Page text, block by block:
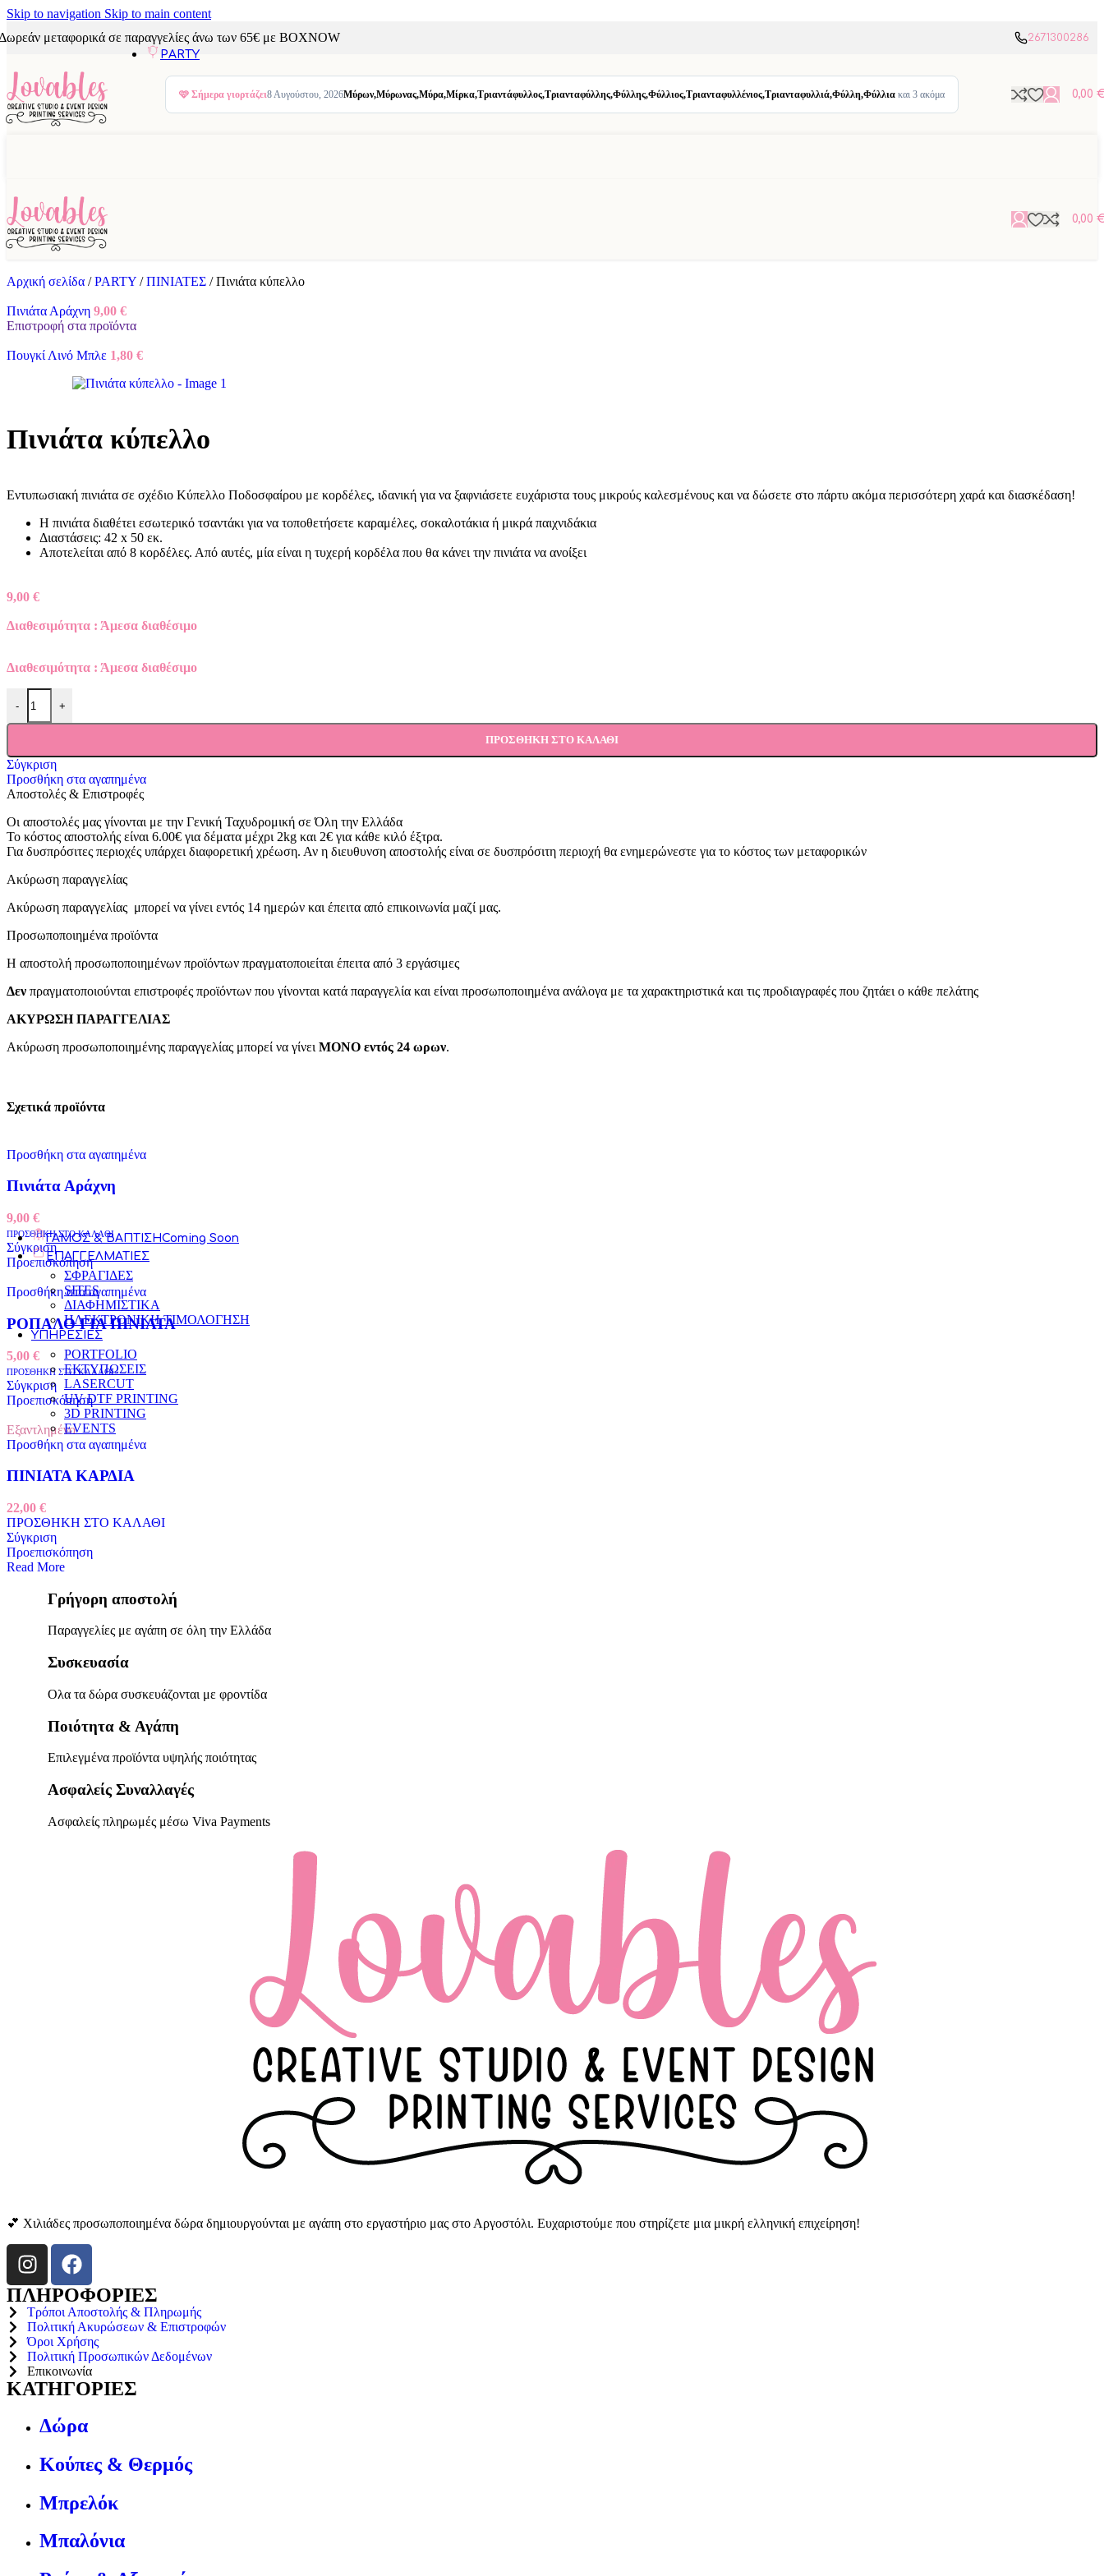
Skip to navigation Skip to main content
μεταφορικά σε παραγγελίες άνω των 65€ με BOXNOW
2671300286
🩷 Σήμερα γιορτάζει8 Αυγούστου, 2026Μύρων,Μύρωνας,Μύρα,Μίρκα,Τριαντάφυλλος,Τριανταφύλλης,Φύλλης,Φύλλιος,Τριανταφυλλένιος,Τριανταφυλλιά,Φύλλη,Φύλλια και 3 ακόμα 0,00
ΜΠΑΛΟΝΙΑ
Φυάλες ήλιον
ΠΙΝΙΑΤΕΣ
Κεράκια & Πυρσοί
Σετ Party
Αγόρι
Κορίτσι
ΣΧΗΜΑΤΑ
VALENTINE
ΓΑΜΟΣ & ΒΑΠΤΙΣΗComing Soon
ΕΠΑΓΓΕΛΜΑΤΙΕΣ
ΣΦΡΑΓΙΔΕΣ
SITES
ΔΙΑΦΗΜΙΣΤΙΚΑ
ΗΛΕΚΤΡΟΝΙΚΗ ΤΙΜΟΛΟΓΗΣΗ
ΥΠΗΡΕΣΙΕΣ
PORTFOLIO
ΕΚΤΥΠΩΣΕΙΣ
LASERCUT
UV DTF PRINTING
3D PRINTING
EVENTS
ΓΕΝΕΘΛΙΑ
ΑΠΟΦΟΙΤΗΣΗ
PARTY
Αγόρι
BACHELOR
ΓΕΝΕΘΛΙΑ
ΑΠΟΦΟΙΤΗΣΗ
ΖΩΑΚΙΑ
XMAS
0,00
Αρχική σελίδα / PARTY / ΠΙΝΙΑΤΕΣ / Πινιάτα κύπελλο
Πινιάτα Αράχνη 9,00 €
Επιστροφή στα προϊόντα
Πουγκί Λινό Μπλε 1,80 €
Πινιάτα κύπελλο
Εντυπωσιακή πινιάτα σε σχέδιο Κύπελλο Ποδοσφαίρου με κορδέλες, ιδανική για να ξαφνιάσετε ευχάριστα τους μικρούς καλεσμένους και να δώσετε στο πάρτυ ακόμα περισσότερη χαρά και διασκέδαση!
Η πινιάτα διαθέτει εσωτερικό τσαντάκι για να τοποθετήσετε καραμέλες, σοκαλοτάκια ή μικρά παιχνιδάκια
Διαστάσεις: 42 x 50 εκ.
Αποτελείται από 8 κορδέλες. Από αυτές, μία είναι η τυχερή κορδέλα που θα κάνει την πινιάτα να ανοίξει
9,00 €
Διαθεσιμότητα : Άμεσα διαθέσιμο
Διαθεσιμότητα : Άμεσα διαθέσιμο
- +
ΠΡΟΣΘΗΚΗ ΣΤΟ ΚΑΛΑΘΙ
Σύγκριση
Προσθήκη στα αγαπημένα
Αποστολές & Επιστροφές
Οι αποστολές μας γίνονται με την Γενική Ταχυδρομική σε Όλη την Ελλάδα
Το κόστος αποστολής είναι 6.00€ για δέματα μέχρι 2kg και 2€ για κάθε κιλό έξτρα.
Για δυσπρόσιτες περιοχές υπάρχει διαφορετική χρέωση. Αν η διευθυνση αποστολής είναι σε δυσπρόσιτη περιοχή θα ενημερώνεστε για το κόστος των μεταφορικών
Ακύρωση παραγγελίας
Ακύρωση παραγγελίας μπορεί να γίνει εντός 14 ημερών και έπειτα από επικοινωνία μαζί μας.
Προσωποποιημένα προϊόντα
Η αποστολή προσωποποιημένων προϊόντων πραγματοποιείται έπειτα από 3 εργάσιμες
Δεν πραγματοποιούνται επιστροφές προϊόντων που γίνονται κατά παραγγελία και είναι προσωποποιημένα ανάλογα με τα χαρακτηριστικά και τις προδιαγραφές που ζητάει ο κάθε πελάτης
ΑΚΥΡΩΣΗ ΠΑΡΑΓΓΕΛΙΑΣ
Ακύρωση προσωποποιημένης παραγγελίας μπορεί να γίνει ΜΟΝΟ εντός 24 ωρων.
Σχετικά προϊόντα
Προσθήκη στα αγαπημένα
Πινιάτα Αράχνη
9,00 €
ΠΡΟΣΘΗΚΗ ΣΤΟ ΚΑΛΑΘΙ
Σύγκριση
Προεπισκόπηση
Προσθήκη στα αγαπημένα
ΡΟΠΑΛΟ ΓΙΑ ΠΙΝΙΑΤΑ
5,00 €
ΠΡΟΣΘΗΚΗ ΣΤΟ ΚΑΛΑΘΙ
Σύγκριση
Προεπισκόπηση
Εξαντλημένο
Προσθήκη στα αγαπημένα
ΠΙΝΙΑΤΑ ΚΑΡΔΙΑ
22,00 €
ΠΡΟΣΘΗΚΗ ΣΤΟ ΚΑΛΑΘΙ
Σύγκριση
Προεπισκόπηση
Read More
Γρήγορη αποστολή
Παραγγελίες με αγάπη σε όλη την Ελλάδα
Συσκευασία
Ολα τα δώρα συσκευάζονται με φροντίδα
Ποιότητα & Αγάπη
Επιλεγμένα προϊόντα υψηλής ποιότητας
Ασφαλείς Συναλλαγές
Ασφαλείς πληρωμές μέσω Viva Payments
💕 Χιλιάδες προσωποποιημένα δώρα δημιουργούνται με αγάπη στο εργαστήριο μας στο Αργοστόλι. Ευχαριστούμε που στηρίζετε μια μικρή ελληνική επιχείρηση!
ΠΛΗΡΟΦΟΡΙΕΣ
Τρόποι Αποστολής & Πληρωμής
Πολιτική Ακυρώσεων & Επιστροφών
Όροι Χρήσης
Πολιτική Προσωπικών Δεδομένων
Επικοινωνία
ΚΑΤΗΓΟΡΙΕΣ
Δώρα
Κούπες & Θερμός
Μπρελόκ
Μπαλόνια